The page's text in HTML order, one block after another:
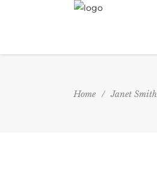
Home / Janet Smith